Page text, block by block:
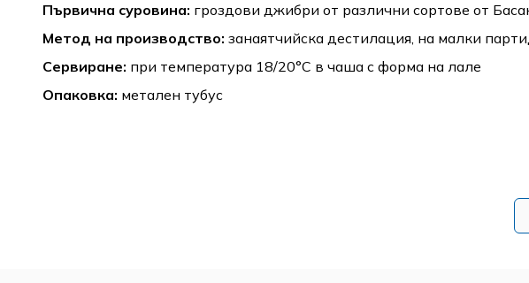
Първична суровина: гроздови джибри от различни сортове от
Метод на производство: занаятчийска дестилация, на малки
Сервиране: при температура 18/20°C в чаша с форма на лале
Опаковка: метален тубус